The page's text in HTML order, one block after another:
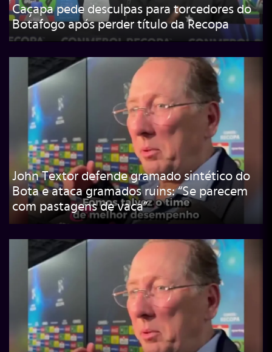
Caçapa pede desculpas para torcedores do
Botafogo após perder título da Recopa
John Textor defende gramado sintético do
Bota e ataca gramados ruins: “Se parecem
com pastagens de vaca”